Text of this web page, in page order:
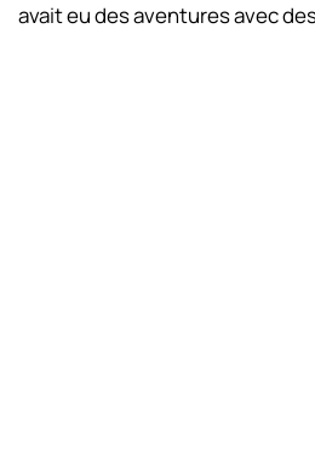
avait eu des aventures avec